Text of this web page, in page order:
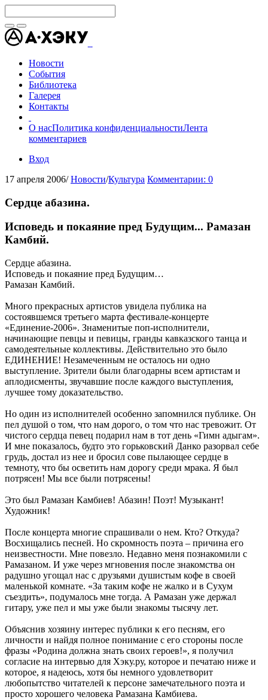
Новости
События
Библиотека
Галерея
Контакты
О насПолитика конфиденциальностиЛента
комментариев
Вход
17 апреля 2006/ Новости/Культура Комментарии: 0
Сердце абазина.
Исповедь и покаяние пред Будущим... Рамазан
Камбий.
Сердце абазина.
Исповедь и покаяние пред Будущим…
Рамазан Камбий.
Много прекрасных артистов увидела публика на
состоявшемся третьего марта фестивале-концерте
«Единение-2006». Знаменитые поп-исполнители,
начинающие певцы и певицы, гранды кавказского танца и
самодеятельные коллективы. Действительно это было
ЕДИНЕНИЕ! Незамеченным не осталось ни одно
выступление. Зрители были благодарны всем артистам и
аплодисменты, звучавшие после каждого выступления,
лучшее тому доказательство.
Но один из исполнителей особенно запомнился публике. Он
пел душой о том, что нам дорого, о том что нас тревожит. От
чистого сердца певец подарил нам в тот день «Гимн адыгам».
И мне показалось, будто это горьковский Данко разорвал себе
грудь, достал из нее и бросил сове пылающее сердце в
темноту, что бы осветить нам дорогу среди мрака. Я был
потрясен! Мы все были потрясены!
Это был Рамазан Камбиев! Абазин! Поэт! Музыкант!
Художник!
После концерта многие спрашивали о нем. Кто? Откуда?
Восхищались песней. Но скромность поэта – причина его
неизвестности. Мне повезло. Недавно меня познакомили с
Рамазаном. И уже через мгновения после знакомства он
радушно угощал нас с друзьями душистым кофе в своей
маленькой комнате. «За таким кофе не жалко и в Сухум
съездить», подумалось мне тогда. А Рамазан уже держал
гитару, уже пел и мы уже были знакомы тысячу лет.
Объяснив хозяину интерес публики к его песням, его
личности и найдя полное понимание с его стороны после
фразы «Родина должна знать своих героев!», я получил
согласие на интервью для Хэку.ру, которое и печатаю ниже и
которое, я надеюсь, хотя бы немного удовлетворит
любопытство читателей к персоне замечательного поэта и
просто хорошего человека Рамазана Камбиева.